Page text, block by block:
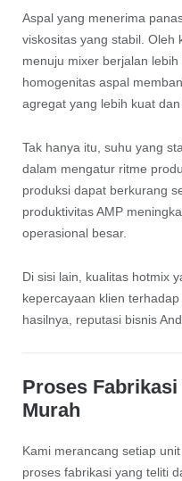
Aspal yang menerima
viskositas yang stabil. Oleh
menuju mixer berjalan
homogenitas aspal
agregat yang lebih kuat
Tak hanya itu, suhu yang
dalam mengatur ritme
produksi dapat berkurang
produktivitas AMP
operasional besar.
Di sisi lain, kualitas hotmix
kepercayaan klien
hasilnya, reputasi bisnis
Proses
Murah
Kami merancang setiap
proses fabrikasi yang teliti